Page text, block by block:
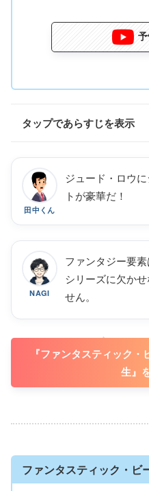
タップであらすじを表示
ニュート・スキャマンダーは
グリンデルバルドが逃げ出し
に、「黒い魔法使いを倒せる
田中くん
ジュード・ロウ
トが豪華だ！
NAGI
ファンタジー要
シリーズに欠か
せん。
『ファンタスティック
生』
ファンタスティック・ビ